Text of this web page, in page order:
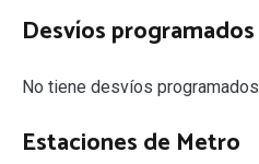
Desvíos programados
No tiene desvíos programados
Estaciones de Metro